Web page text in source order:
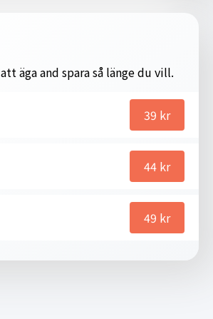
äga and spara så länge du vill.
39 kr
44 kr
49 kr